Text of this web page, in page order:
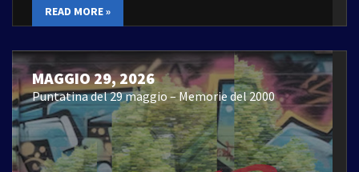
READ MORE »
MAGGIO 29, 2026
Puntatina del 29 maggio – Memorie del 2000